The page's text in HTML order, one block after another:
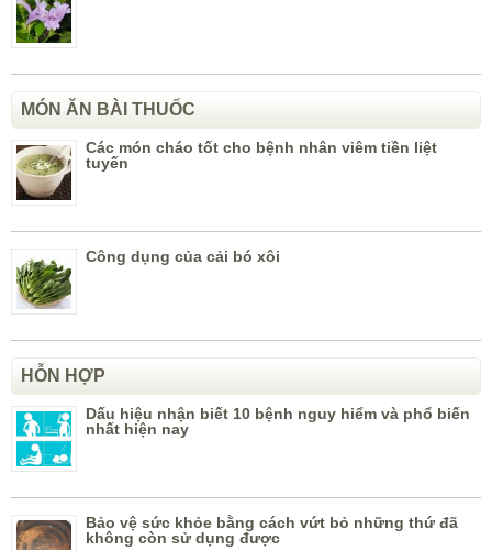
MÓN ĂN BÀI THUỐC
Các món cháo tốt cho bệnh nhân viêm tiền liệt
tuyến
Công dụng của cải bó xôi
HỖN HỢP
Dấu hiệu nhận biết 10 bệnh nguy hiểm và phổ biến
nhất hiện nay
Bảo vệ sức khỏe bằng cách vứt bỏ những thứ đã
không còn sử dụng được